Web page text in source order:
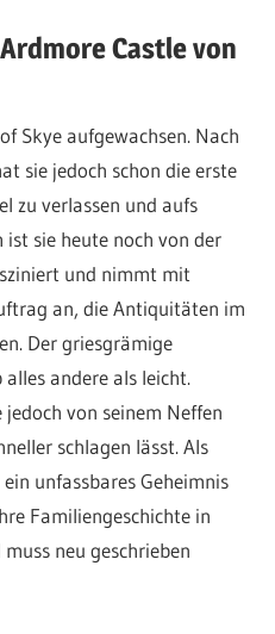
Castle von
Skye aufgewachsen. Nach
sie jedoch schon die erste
zu verlassen und aufs
ist sie heute noch von der
und nimmt mit
an, die Antiquitäten im
Der griesgrämige
andere als leicht.
von seinem Neffen
schlagen lässt. Als
unfassbares Geheimnis
Familiengeschichte in
neu geschrieben